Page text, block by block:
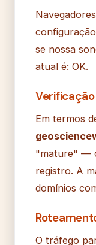
se nossa
atual é: OK.
Em termos
"mature" —
registro. A
domínios
O tráfego